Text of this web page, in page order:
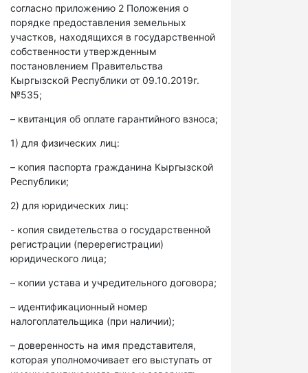
согласно приложению 2 Положения о
порядке предоставления земельных
участков, находящихся в государственной
собственности утвержденным
постановлением Правительства
Кыргызской Республики от 09.10.2019г.
№535;
– квитанция об оплате гарантийного взноса;
1) для физических лиц:
– копия паспорта гражданина Кыргызской
Республики;
2) для юридических лиц:
- копия свидетельства о государственной
регистрации (перерегистрации)
юридического лица;
– копии устава и учредительного договора;
– идентификационный номер
налогоплательщика (при наличии);
– доверенность на имя представителя,
которая уполномочивает его выступать от